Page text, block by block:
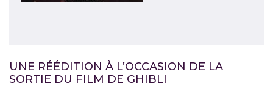
UNE RÉÉDITION À L’OCCASION DE LA
SORTIE DU FILM DE GHIBLI